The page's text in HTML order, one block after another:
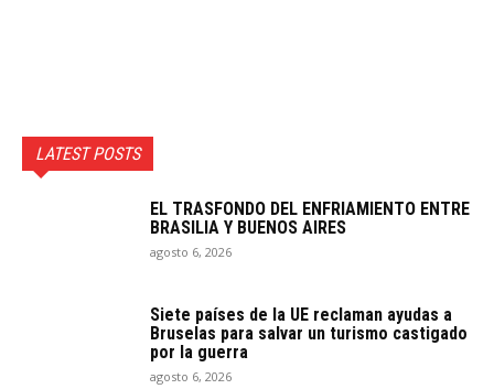
LATEST POSTS
EL TRASFONDO DEL ENFRIAMIENTO ENTRE
BRASILIA Y BUENOS AIRES
agosto 6, 2026
Siete países de la UE reclaman ayudas a
Bruselas para salvar un turismo castigado
por la guerra
agosto 6, 2026